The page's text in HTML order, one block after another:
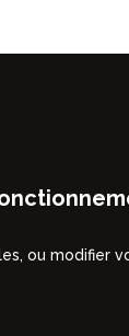
ou modifier